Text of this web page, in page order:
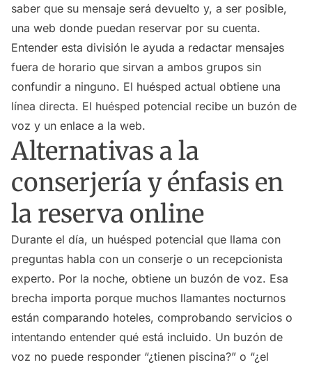
saber que su mensaje será devuelto y, a ser posible,
una web donde puedan reservar por su cuenta.
Entender esta división le ayuda a redactar mensajes
fuera de horario que sirvan a ambos grupos sin
confundir a ninguno. El huésped actual obtiene una
línea directa. El huésped potencial recibe un buzón de
voz y un enlace a la web.
Alternativas a la
conserjería y énfasis en
la reserva online
Durante el día, un huésped potencial que llama con
preguntas habla con un conserje o un recepcionista
experto. Por la noche, obtiene un buzón de voz. Esa
brecha importa porque muchos llamantes nocturnos
están comparando hoteles, comprobando servicios o
intentando entender qué está incluido. Un buzón de
voz no puede responder “¿tienen piscina?” o “¿el